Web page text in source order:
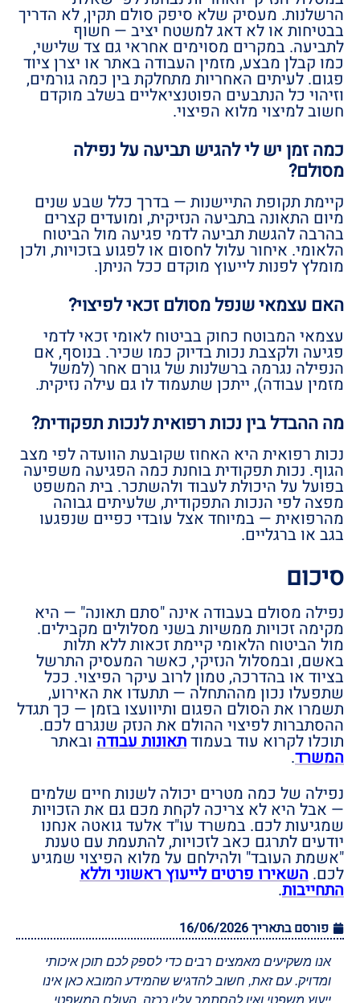
הרשלנות. מעסיק שלא סיפק סולם תקין, לא הדריך
בבטיחות או לא דאג למשטח יציב — חשוף
לתביעה. במקרים מסוימים אחראי גם צד שלישי,
כמו קבלן מבצע, מזמין העבודה באתר או יצרן ציוד
פגום. לעיתים האחריות מתחלקת בין כמה גורמים,
וזיהוי כל הנתבעים הפוטנציאליים בשלב מוקדם
חשוב למיצוי מלוא הפיצוי.
כמה זמן יש לי להגיש תביעה על נפילה
מסולם?
קיימת תקופת התיישנות — בדרך כלל שבע שנים
מיום התאונה בתביעה הנזיקית, ומועדים קצרים
בהרבה להגשת תביעה לדמי פגיעה מול הביטוח
הלאומי. איחור עלול לחסום או לפגוע בזכויות, ולכן
מומלץ לפנות לייעוץ מוקדם ככל הניתן.
האם עצמאי שנפל מסולם זכאי לפיצוי?
עצמאי המבוטח כחוק בביטוח לאומי זכאי לדמי
פגיעה ולקצבת נכות בדיוק כמו שכיר. בנוסף, אם
הנפילה נגרמה ברשלנות של גורם אחר (למשל
מזמין עבודה), ייתכן שתעמוד לו גם עילה נזיקית.
מה ההבדל בין נכות רפואית לנכות תפקודית?
נכות רפואית היא האחוז שקובעת הוועדה לפי מצב
הגוף. נכות תפקודית בוחנת כמה הפגיעה משפיעה
בפועל על היכולת לעבוד ולהשתכר. בית המשפט
מפצה לפי הנכות התפקודית, שלעיתים גבוהה
מהרפואית — במיוחד אצל עובדי כפיים שנפגעו
בגב או ברגליים.
סיכום
נפילה מסולם בעבודה אינה "סתם תאונה" — היא
מקימה זכויות ממשיות בשני מסלולים מקבילים.
מול הביטוח הלאומי קיימת זכאות ללא תלות
באשם, ובמסלול הנזיקי, כאשר המעסיק התרשל
בציוד או בהדרכה, טמון לרוב עיקר הפיצוי. ככל
שתפעלו נכון מההתחלה — תתעדו את האירוע,
תשמרו את הסולם הפגום ותיוועצו בזמן — כך תגדל
ההסתברות לפיצוי ההולם את הנזק שנגרם לכם.
תוכלו לקרוא עוד בעמודתאונות עבודה ובאתר
המשרד.
נפילה של כמה מטרים יכולה לשנות חיים שלמים
— אבל היא לא צריכה לקחת מכם גם את הזכויות
שמגיעות לכם. במשרד עו"ד אלעד גואטה אנחנו
יודעים לתרגם כאב לזכויות, להתעמת עם טענת
"אשמת העובד" ולהילחם על מלוא הפיצוי שמגיע
לכם. השאירו פרטים לייעוץ ראשוני וללא
התחייבות.
פורסם בתאריך16/06/2026
אנו משקיעים מאמצים רבים כדי לספק לכם תוכן איכותי
ומדויק. עם זאת, חשוב להדגיש שהמידע המובא כאן אינו
ייעוץ משפטי ואין להסתמך עליו ככזה. העולם המשפטי